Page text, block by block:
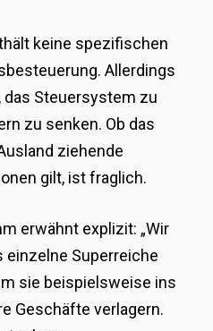
keine spezifischen
Allerdings
das Steuersystem zu
zu senken. Ob das
ziehende
gilt, ist fraglich.
erwähnt explizit: „Wir
einzelne Superreiche
sie beispielsweise ins
Geschäfte verlagern.